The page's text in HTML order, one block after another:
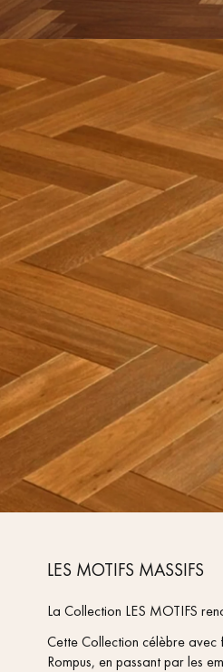
LES MOTIFS MASSIFS
La Collection LES MOTIFS
Cette Collection célèbre avec
Rompus, en passant par les